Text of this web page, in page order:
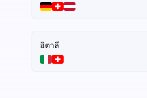
อิตาลี